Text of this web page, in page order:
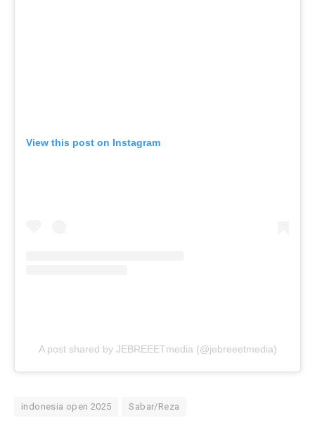
View this post on Instagram
A post shared by JEBREEETmedia (@jebreeetmedia)
indonesia open 2025 Sabar/Reza